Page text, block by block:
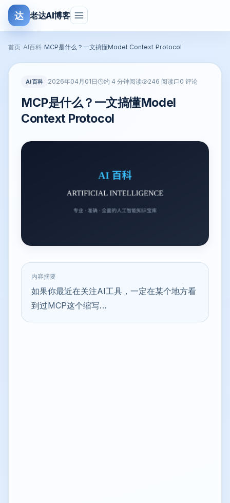
达 老达AI博客
首页 AI百科 MCP是什么？一文搞懂Model Context Protocol
AI百科 2026年04月01日 约 4 分钟阅读 246 阅读 0 评论
MCP是什么？一文搞懂Model
Context Protocol
内容摘要
如果你最近在关注AI工具，一定在某个地方看
到过MCP这个缩写…